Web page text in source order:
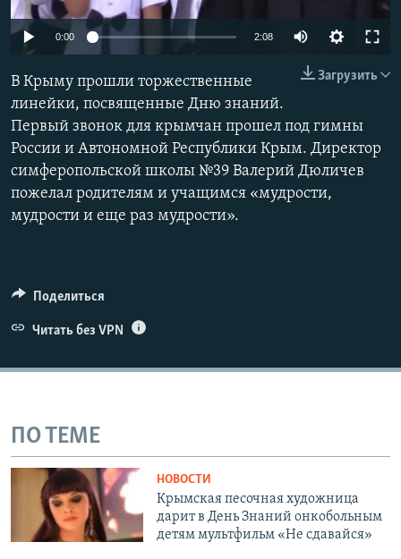
ПОБЕДИТЕЛЕЙ НЕ СУДЯТ?
КРЫМ.НЕПОКОРЕННЫЙ
ELIFBE
УКРАИНСКАЯ ПРОБЛЕМА КРЫМА
ПРИСОЕДИНЯЙТЕСЬ!
Все сайты RFE/RL
0:00 2:08
Загрузить
В Крыму прошли торжественные
линейки, посвященные Дню знаний.
Первый звонок для крымчан прошел под гимны
России и Автономной Республики Крым. Директор
симферопольской школы №39 Валерий Дюличев
пожелал родителям и учащимся «мудрости,
мудрости и еще раз мудрости».
Поделиться
Читать без VPN
ПО ТЕМЕ
НОВОСТИ
Крымская песочная художница
дарит в День Знаний онкобольным
детям мультфильм «Не сдавайся»